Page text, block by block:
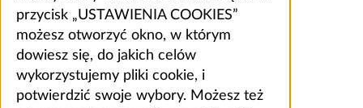
przycisk „USTAWIENIA COOKIES”
możesz otworzyć okno, w którym
dowiesz się, do jakich celów
wykorzystujemy pliki cookie, i
potwierdzić swoje wybory. Możesz też